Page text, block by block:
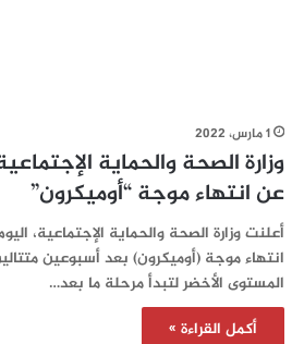
1 مارس، 2022
وزارة الصحة والحماية
عن انتهاء موجة “أوميكرون”
أعلنت وزارة الصحة والحماية الإجتماعية، اليوم
انتهاء موجة (أوميكرون) بعد أسبوعين
المستوى الأخضر لتبدأ مرحلة ما بعد…
أكمل القراءة »